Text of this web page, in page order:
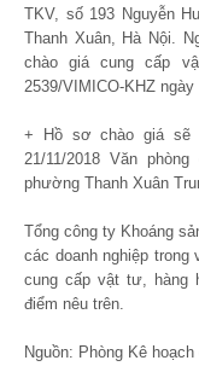
TKV, số 193 Nguyễn
Thanh Xuân, Hà Nội.
chào giá cung cấp
2539/VIMICO-KHZ ngày
+ Hồ sơ chào giá sẽ
21/11/2018 Văn
phường Thanh Xuân
Tổng công ty Khoáng
các doanh nghiệp
cung cấp vật tư, hàng
điểm nêu trên.
Nguồn: Phòng Kê